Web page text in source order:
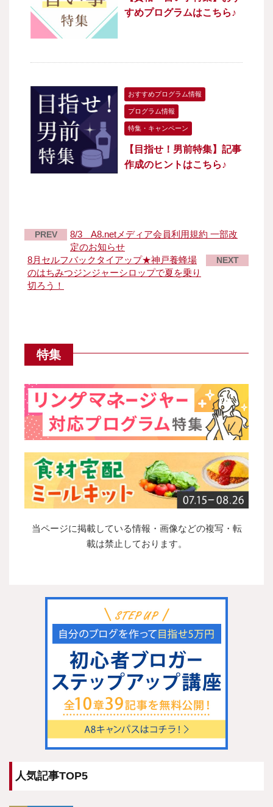
すめプログラムはこちら♪
おすすめプログラム情報
プログラム情報
特集・キャンペーン
【目指せ！男前特集】記事
作成のヒントはこちら♪
PREV
8/3 A8.netメディア会員利用規約 一部改
定のお知らせ
8月セルフバックタイアップ★神戸養蜂場
のはちみつジンジャーシロップで夏を乗り
切ろう！
NEXT
特集
当ページに掲載している情報・画像などの複写・転
載は禁止しております。
人気記事TOP5